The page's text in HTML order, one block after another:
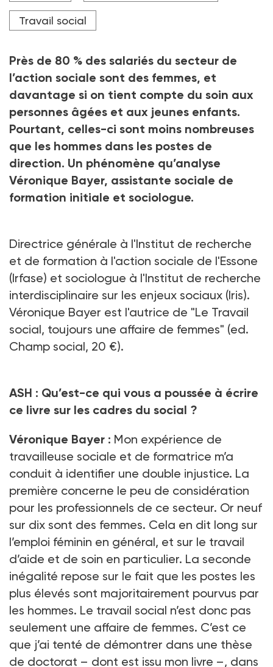
générale", souligne Véronique Bayer.
Travail social
Près de 80 % des salariés du secteur de
l’action sociale sont des femmes, et
davantage si on tient compte du soin aux
personnes âgées et aux jeunes enfants.
Pourtant, celles-ci sont moins nombreuses
que les hommes dans les postes de
direction. Un phénomène qu’analyse
Véronique Bayer, assistante sociale de
formation initiale et sociologue.
Directrice générale à l'Institut de recherche
et de formation à l'action sociale de l'Essone
(Irfase) et sociologue à l'Institut de recherche
interdisciplinaire sur les enjeux sociaux (Iris).
Véronique Bayer est l'autrice de "Le Travail
social, toujours une affaire de femmes" (ed.
Champ social, 20 €).
ASH : Qu’est-ce qui vous a poussée à écrire
ce livre sur les cadres du social ?
Véronique Bayer : Mon expérience de
travailleuse sociale et de formatrice m’a
conduit à identifier une double injustice. La
première concerne le peu de considération
pour les professionnels de ce secteur. Or neuf
sur dix sont des femmes. Cela en dit long sur
l’emploi féminin en général, et sur le travail
d’aide et de soin en particulier. La seconde
inégalité repose sur le fait que les postes les
plus élevés sont majoritairement pourvus par
les hommes. Le travail social n’est donc pas
seulement une affaire de femmes. C’est ce
que j’ai tenté de démontrer dans une thèse
de doctorat – dont est issu mon livre –, dans